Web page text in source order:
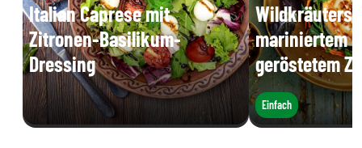
Italian Caprese mit
Zitronen-Basilikum-
Dressing
mariniertem
geröstetem
Einfach